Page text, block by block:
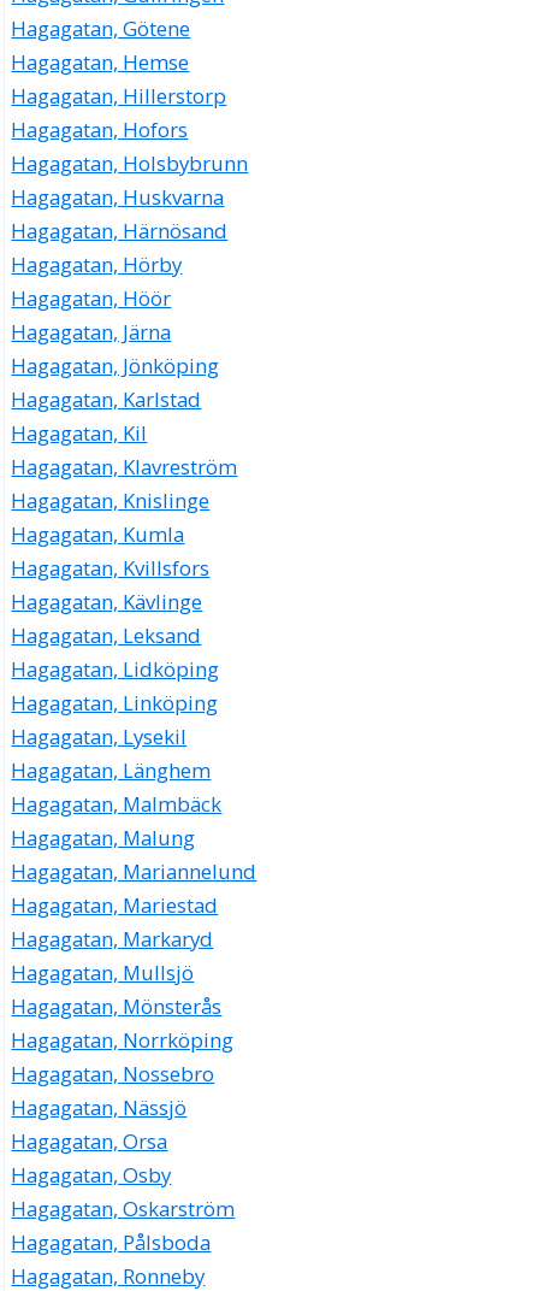
Hagagatan, Götene
Hagagatan, Hemse
Hagagatan, Hillerstorp
Hagagatan, Hofors
Hagagatan, Holsbybrunn
Hagagatan, Huskvarna
Hagagatan, Härnösand
Hagagatan, Hörby
Hagagatan, Höör
Hagagatan, Järna
Hagagatan, Jönköping
Hagagatan, Karlstad
Hagagatan, Kil
Hagagatan, Klavreström
Hagagatan, Knislinge
Hagagatan, Kumla
Hagagatan, Kvillsfors
Hagagatan, Kävlinge
Hagagatan, Leksand
Hagagatan, Lidköping
Hagagatan, Linköping
Hagagatan, Lysekil
Hagagatan, Länghem
Hagagatan, Malmbäck
Hagagatan, Malung
Hagagatan, Mariannelund
Hagagatan, Mariestad
Hagagatan, Markaryd
Hagagatan, Mullsjö
Hagagatan, Mönsterås
Hagagatan, Norrköping
Hagagatan, Nossebro
Hagagatan, Nässjö
Hagagatan, Orsa
Hagagatan, Osby
Hagagatan, Oskarström
Hagagatan, Pålsboda
Hagagatan, Ronneby